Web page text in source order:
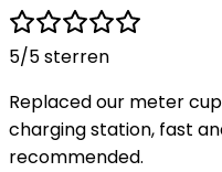
5/5 sterren
Replaced our meter
charging station, fast
recommended.